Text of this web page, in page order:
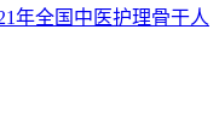
年全国中医护理骨干人